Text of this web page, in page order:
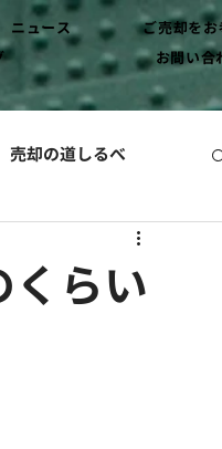
ニュース
ご売却を
お問い合
売却の道しるべ
らい